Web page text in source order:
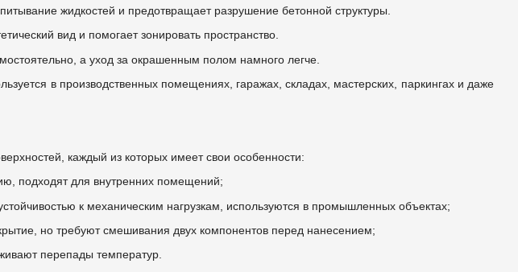
жидкостей и предотвращает разрушение бетонной структуры.
вид и помогает зонировать пространство.
а уход за окрашенным полом намного легче.
в производственных помещениях, гаражах, складах, мастерских, паркингах и даже
каждый из которых имеет свои особенности:
подходят для внутренних помещений;
к механическим нагрузкам, используются в промышленных объектах;
но требуют смешивания двух компонентов перед нанесением;
перепады температур.